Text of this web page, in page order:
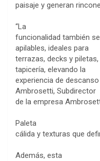
paisaje y generan
“La
funcionalidad también
apilables, ideales para
terrazas, decks y
tapicería, elevando la
experiencia de
Ambrosetti, Subdirector
de la empresa
Paleta
cálida y texturas que
Además, esta